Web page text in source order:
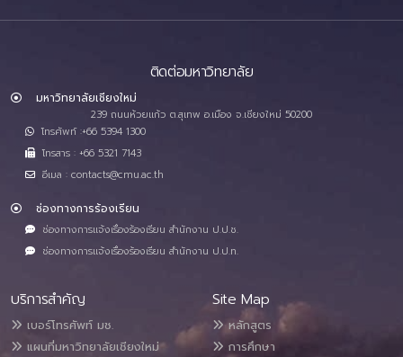
ติดต่อมหาวิทยาลัย
มหาวิทยาลัยเชียงใหม่
239 ถนนห้วยแก้ว ต.สุเทพ อ.เมือง จ.เชียงใหม่ 50200
โทรศัพท์ :+66 5394 1300
โทรสาร : +66 5321 7143
อีเมล : contacts@cmu.ac.th
ช่องทางการร้องเรียน
ช่องทางการแจ้งเรื่องร้องเรียน สำนักงาน ป.ป.ช.
ช่องทางการแจ้งเรื่องร้องเรียน สำนักงาน ป.ป.ท.
บริการสำคัญ
เบอร์โทรศัพท์ มช.
แผนที่มหาวิทยาลัยเชียงใหม่
Site Map
หลักสูตร
การศึกษา